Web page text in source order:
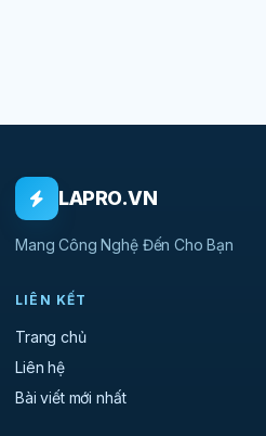
LAPRO.VN
Mang Công Nghệ Đến Cho Bạn
LIÊN KẾT
Trang chủ
Liên hệ
Bài viết mới nhất